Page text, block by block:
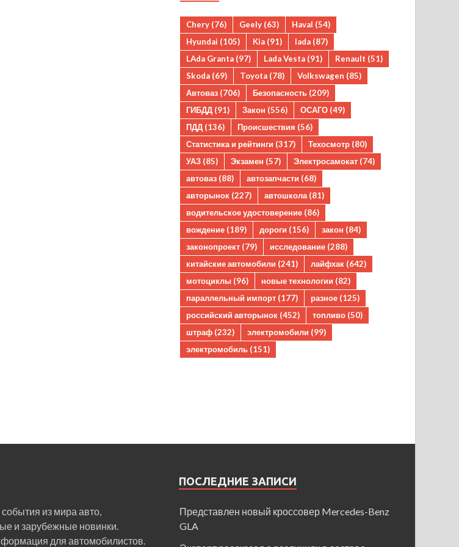
Chery (76) Geely (63) Haval (54)
Hyundai (105) Kia (91) lada (87)
LAda Granta (97) Lada Vesta (91) Renault (51)
Skoda (69) Toyota (78) Volkswagen (85)
Автоваз (706) Безопасность (209)
ГИБДД (91) Закон (556) ОСАГО (49)
ПДД (136) Происшествия (56)
Статистика и рейтинги (317) Техосмотр (80)
УАЗ (85) Экзамен (57) Электросамокат (74)
автоваз (88) автозапчасти (68)
авторынок (227) автошкола (81)
водительское удостоверение (86)
вождение (189) дороги (156) закон (84)
законопроект (79) исследование (288)
китайские автомобили (241) лайфхак (642)
мотоциклы (96) новые технологии (82)
параллельный импорт (177) разное (125)
российский авторынок (452) топливо (50)
штраф (232) электромобили (99)
электромобиль (151)
из мира авто,
и зарубежные новинки.
для автомобилистов.
ПОСЛЕДНИЕ ЗАПИСИ
Представлен новый кроссовер Mercedes-Benz
GLA